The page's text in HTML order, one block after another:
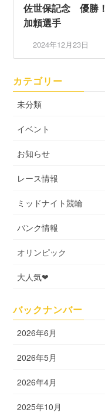
佐世保記念 優勝
加頼選手
2024年12月23日
カテゴリー
未分類
イベント
お知らせ
レース情報
ミッドナイト競輪
バンク情報
オリンピック
大人気❤
バックナンバー
2026年6月
2026年5月
2026年4月
2025年10月